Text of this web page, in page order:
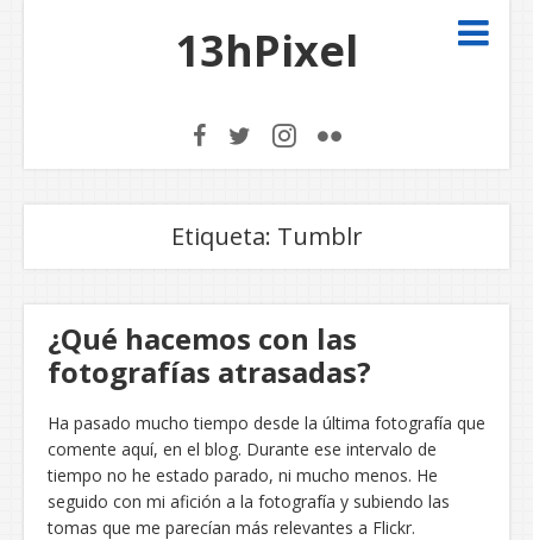
13hPixel
Etiqueta: Tumblr
¿Qué hacemos con las
fotografías atrasadas?
Ha pasado mucho tiempo desde la última fotografía que
comente aquí, en el blog. Durante ese intervalo de
tiempo no he estado parado, ni mucho menos. He
seguido con mi afición a la fotografía y subiendo las
tomas que me parecían más relevantes a Flickr.